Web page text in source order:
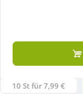
10 St für 7,99 €